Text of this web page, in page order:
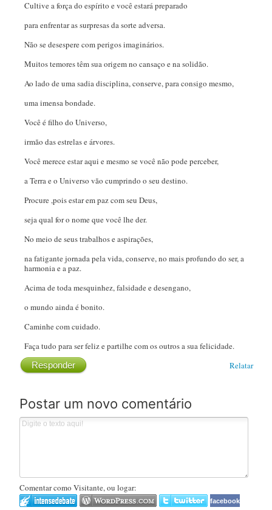
Cultive a força do espírito e você estará preparado
para enfrentar as surpresas da sorte adversa.
Não se desespere com perigos imaginários.
Muitos temores têm sua origem no cansaço e na solidão.
Ao lado de uma sadia disciplina, conserve, para consigo mesmo,
uma imensa bondade.
Você é filho do Universo,
irmão das estrelas e árvores.
Você merece estar aqui e mesmo se você não pode perceber,
a Terra e o Universo vão cumprindo o seu destino.
Procure ,pois estar em paz com seu Deus,
seja qual for o nome que você lhe der.
No meio de seus trabalhos e aspirações,
na fatigante jornada pela vida, conserve, no mais profundo do ser, a
harmonia e a paz.
Acima de toda mesquinhez, falsidade e desengano,
o mundo ainda é bonito.
Caminhe com cuidado.
Faça tudo para ser feliz e partilhe com os outros a sua felicidade.
Relatar
Responder
Postar um novo comentário
Comentar como Visitante, ou logar:
facebook